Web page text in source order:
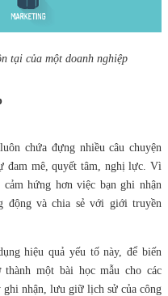
tại của một doanh nghiệp
chứa đựng nhiều câu chuyện
đam mê, quyết tâm, nghị lực. Vì
hứng hơn việc bạn ghi nhận
động và chia sẻ với giới truyền
hiệu quả yếu tố này, để biến
thành một bài học mẫu cho các
ghi nhận, lưu giữ lịch sử của công